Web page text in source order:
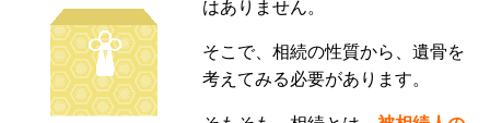
はありません。
そこで、相続の性質から、遺骨を
考えてみる必要があります。